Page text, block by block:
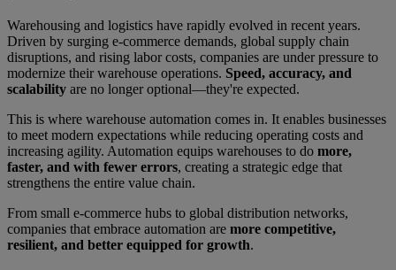
Warehousing and logistics have rapidly evolved in recent years.
Driven by surging e-commerce demands, global supply chain
disruptions, and rising labor costs, companies are under pressure to
modernize their warehouse operations. Speed, accuracy, and
scalability are no longer optional—they're expected.
This is where warehouse automation comes in. It enables businesses
to meet modern expectations while reducing operating costs and
increasing agility. Automation equips warehouses to do more,
faster, and with fewer errors, creating a strategic edge that
strengthens the entire value chain.
From small e-commerce hubs to global distribution networks,
companies that embrace automation are more competitive,
resilient, and better equipped for growth.